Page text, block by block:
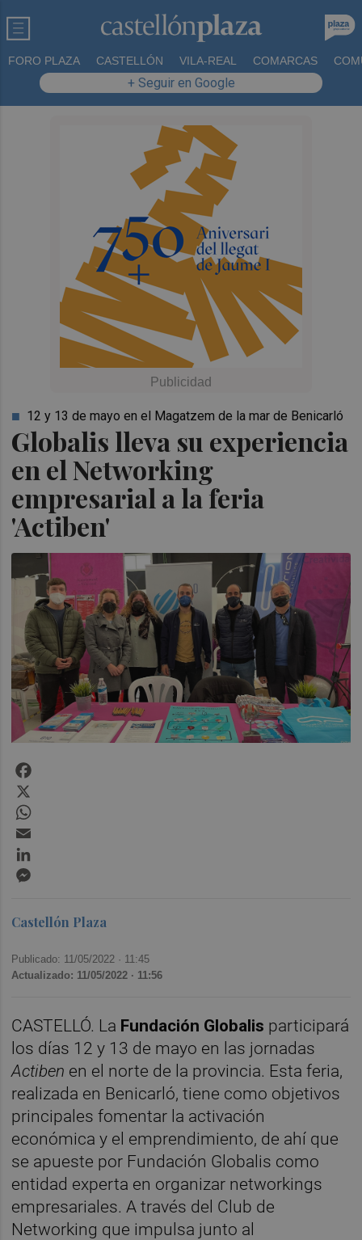
FORO PLAZA CASTELLÓN VILA-REAL COMARCAS
+ Seguir en Google
Globalis lleva su experiencia
en el Networking
empresarial a la feria
'Actiben'
12 y 13 de mayo en el Magatzem de la mar de Benicarló
Castellón Plaza
Publicado: 11/05/2022 · 11:45
Actualizado: 11/05/2022 · 11:56
CASTELLÓ. La Fundación Globalis participará
los días 12 y 13 de mayo en las jornadas
Actiben en el norte de la provincia. Esta feria,
realizada en Benicarló, tiene como objetivos
principales fomentar la activación
económica y el emprendimiento, de ahí que
se apueste por Fundación Globalis como
entidad experta en organizar networkings
empresariales. A través del Club de
Networking que impulsa junto al